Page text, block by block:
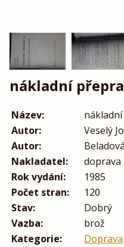
nákladní
Název:
Autor:
Veselý
Autor:
Nakladatel:
doprava
Rok vydání:
1985
Počet stran:
120
Stav:
Dobrý
Vazba:
brož
Kategorie:
Doprava